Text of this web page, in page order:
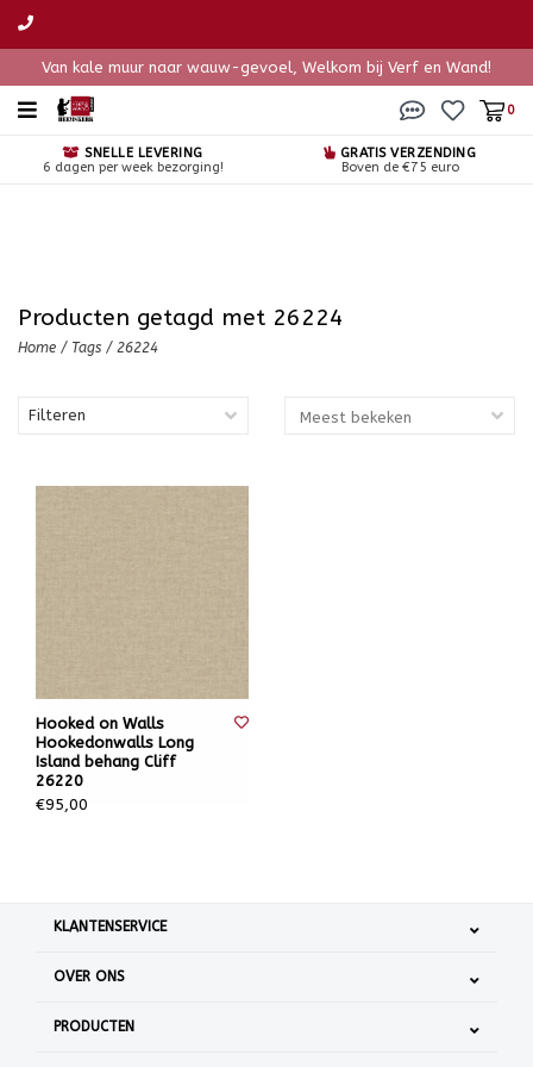
Van kale muur naar wauw-gevoel, Welkom bij Verf en Wand!
0
SNELLE LEVERING
6 dagen per week bezorging!
GRATIS VERZENDING
Boven de €75 euro
Producten getagd met 26224
Home / Tags / 26224
Filteren
Hooked on Walls
Hookedonwalls Long
Island behang Cliff
26220
€95,00
KLANTENSERVICE
OVER ONS
PRODUCTEN